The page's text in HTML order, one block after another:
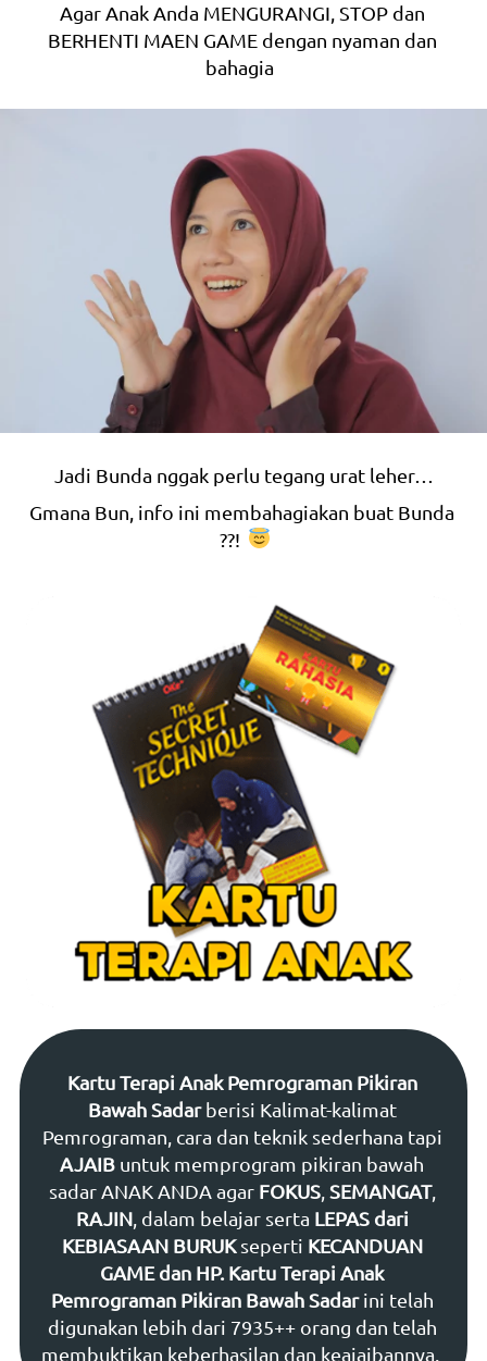
Agar Anak Anda MENGURANGI, STOP dan
BERHENTI MAEN GAME dengan nyaman dan
bahagia
Jadi Bunda nggak perlu tegang urat leher…
Gmana Bun, info ini membahagiakan buat Bunda
??!
Kartu Terapi Anak Pemrograman Pikiran
Bawah Sadar berisi Kalimat-kalimat
AJAIB untuk memprogram pikiran bawah
sadar ANAK ANDA agar FOKUS, SEMANGAT
RAJIN, dalam belajar serta LEPAS dari
KEBIASAAN BURUK seperti KECANDUAN
GAME dan HP. Kartu Terapi Anak
Pemrograman Pikiran Bawah Sadar ini telah
digunakan lebih dari 7935++ orang dan telah
membuktikan keberhasilan dan keajaibannya.